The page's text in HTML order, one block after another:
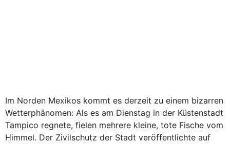
Im Norden Mexikos kommt es derzeit zu einem bizarren
Wetterphänomen: Als es am Dienstag in der Küstenstadt
Tampico regnete, fielen mehrere kleine, tote Fische vom
Himmel. Der Zivilschutz der Stadt veröffentlichte auf